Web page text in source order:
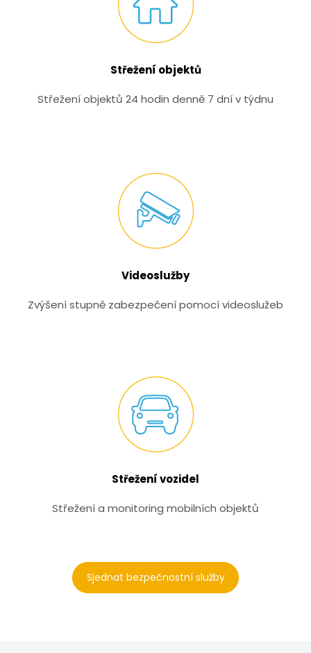
Střežení objektů
Střežení objektů 24 hodin denně 7 dní v týdnu
Videoslužby
Zvýšení stupně zabezpečení pomocí videoslužeb
Střežení vozidel
Střežení a monitoring mobilních objektů
Sjednat bezpečnostní služby